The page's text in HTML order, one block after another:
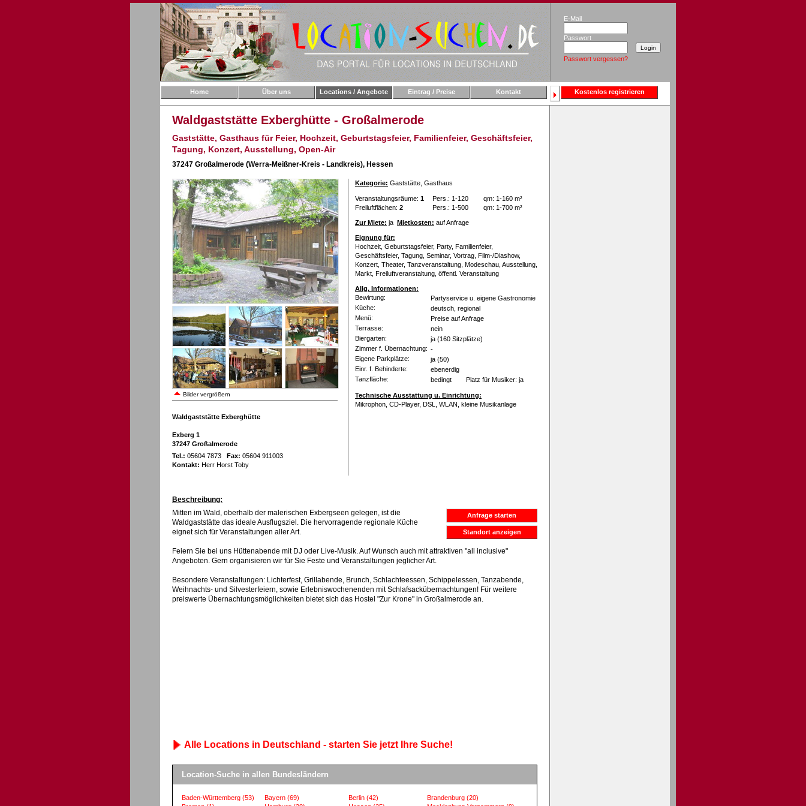
E-Mail
Passwort
Passwort vergessen?
Home Über uns Locations / Angebote Eintrag / Preise Kontakt Kostenlos registrieren
Waldgaststätte Exberghütte - Großalmerode
Gaststätte, Gasthaus für Feier, Hochzeit, Geburtstagsfeier, Familienfeier, Geschäftsfeier,
Tagung, Konzert, Ausstellung, Open-Air
37247 Großalmerode (Werra-Meißner-Kreis - Landkreis), Hessen
Bilder vergrößern
Waldgaststätte Exberghütte
Exberg 1
37247 Großalmerode
Tel.: 05604 7873 Fax: 05604 911003
Kontakt: Herr Horst Toby
Kategorie: Gaststätte, Gasthaus
Veranstaltungsräume: 1 Pers.: 1-120
qm: 1-160 m²
Freiluftflächen: 2 Pers.: 1-500 qm: 1-700 m²
Zur Miete: ja Mietkosten: auf Anfrage
Eignung für:
Hochzeit, Geburtstagsfeier, Party, Familienfeier,
Geschäftsfeier, Tagung, Seminar, Vortrag, Film-/Diashow,
Konzert, Theater, Tanzveranstaltung, Modeschau, Ausstellung,
Markt, Freiluftveranstaltung, öffentl. Veranstaltung
Allg. Informationen:
Bewirtung:
Partyservice u. eigene Gastronomie
Küche:
deutsch, regional
Menü:
Preise auf Anfrage
Terrasse:
nein
Biergarten:
ja (160 Sitzplätze)
Zimmer f. Übernachtung: -
Eigene Parkplätze:
ja (50)
Einr. f. Behinderte:
ebenerdig
Tanzfläche:
bedingt Platz für Musiker: ja
Technische Ausstattung u. Einrichtung:
Mikrophon, CD-Player, DSL, WLAN, kleine Musikanlage
Beschreibung:
Anfrage starten
Standort anzeigen
Mitten im Wald, oberhalb der malerischen Exbergseen gelegen, ist die
Waldgaststätte das ideale Ausflugsziel. Die hervorragende regionale Küche
eignet sich für Veranstaltungen aller Art.
Feiern Sie bei uns Hüttenabende mit DJ oder Live-Musik. Auf Wunsch auch mit attraktiven "all inclusive"
Angeboten. Gern organisieren wir für Sie Feste und Veranstaltungen jeglicher Art.
Besondere Veranstaltungen: Lichterfest, Grillabende, Brunch, Schlachteessen, Schippelessen, Tanzabende,
Weihnachts- und Silvesterfeiern, sowie Erlebniswochenenden mit Schlafsackübernachtungen! Für weitere
preiswerte Übernachtungsmöglichkeiten bietet sich das Hostel "Zur Krone" in Großalmerode an.
Alle Locations in Deutschland - starten Sie jetzt Ihre Suche!
Location-Suche in allen Bundesländern
Baden-Württemberg (53) Bayern (69) Berlin (42) Brandenburg (20)